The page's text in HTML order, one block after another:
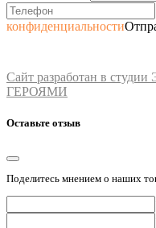
конфиденциальности
Сайт разработан в студии
ГЕРОЯМИ
Оставьте отзыв
Поделитесь мнением о наших